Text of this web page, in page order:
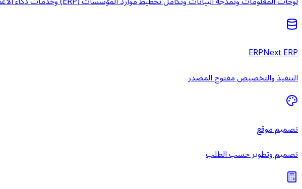
ERPNext ERP
التنفيذ والتخصيص مفتوح المصدر
تصميم موقع
تصميم وتطوير حسب الطلب